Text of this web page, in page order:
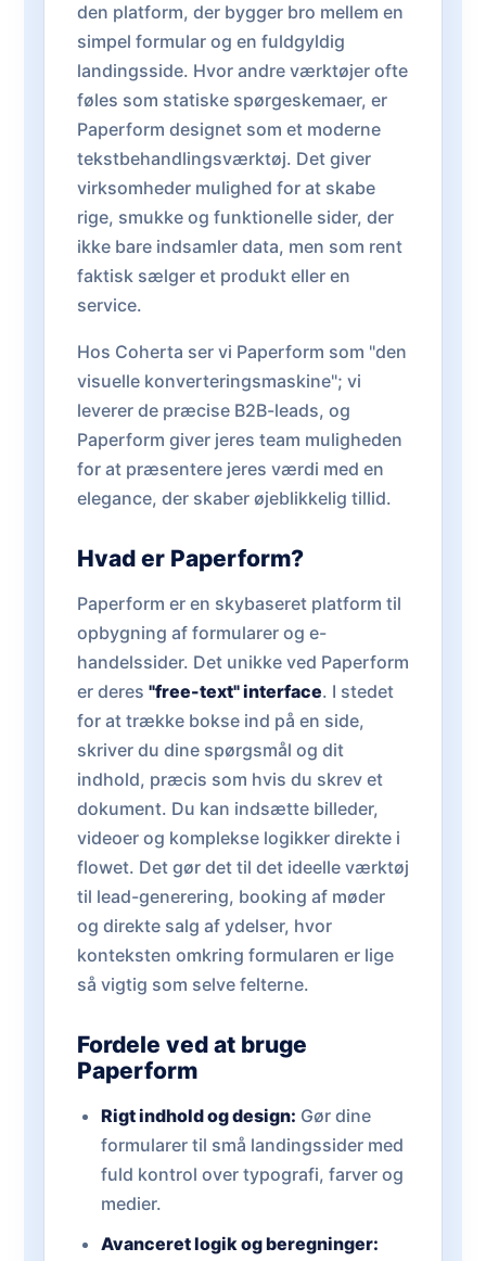
den platform, der bygger bro mellem en
simpel formular og en fuldgyldig
landingsside. Hvor andre værktøjer ofte
føles som statiske spørgeskemaer, er
Paperform designet som et moderne
tekstbehandlingsværktøj. Det giver
virksomheder mulighed for at skabe
rige, smukke og funktionelle sider, der
ikke bare indsamler data, men som rent
faktisk sælger et produkt eller en
service.
Hos Coherta ser vi Paperform som "den
visuelle konverteringsmaskine"; vi
leverer de præcise B2B-leads, og
Paperform giver jeres team muligheden
for at præsentere jeres værdi med en
elegance, der skaber øjeblikkelig tillid.
Hvad er Paperform?
Paperform er en skybaseret platform til
opbygning af formularer og e-
handelssider. Det unikke ved Paperform
er deres "free-text" interface. I stedet
for at trække bokse ind på en side,
skriver du dine spørgsmål og dit
indhold, præcis som hvis du skrev et
dokument. Du kan indsætte billeder,
videoer og komplekse logikker direkte i
flowet. Det gør det til det ideelle værktøj
til lead-generering, booking af møder
og direkte salg af ydelser, hvor
konteksten omkring formularen er lige
så vigtig som selve felterne.
Fordele ved at bruge
Paperform
Rigt indhold og design: Gør dine
formularer til små landingssider med
fuld kontrol over typografi, farver og
medier.
Avanceret logik og beregninger: